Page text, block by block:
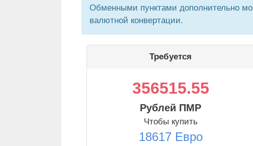
Обменными пунктами дополнительно
валютной конвертации.
Требуется
356515.55
Рублей ПМР
Чтобы купить
18617 Евро